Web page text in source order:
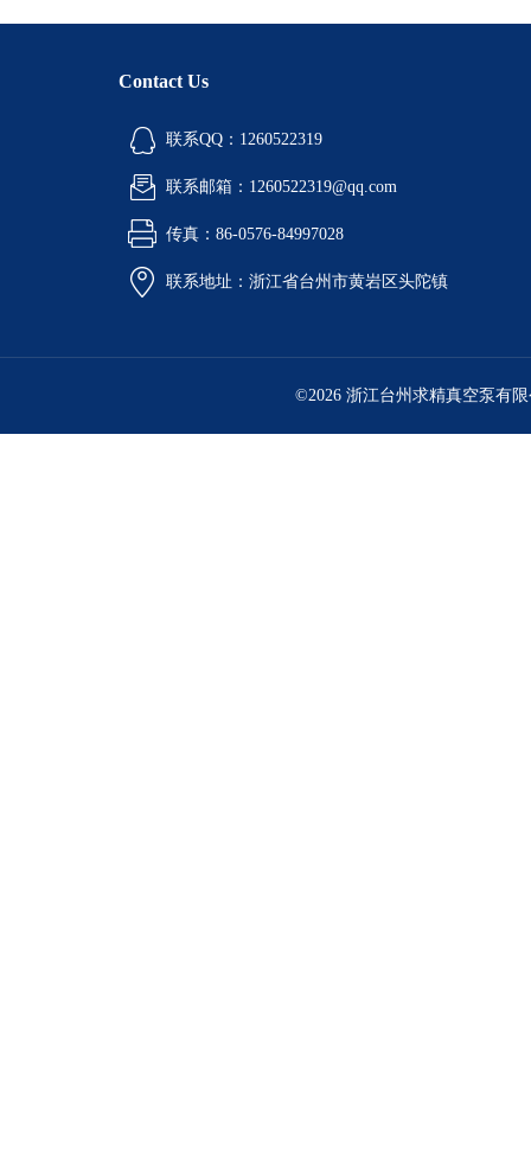
Contact Us
联系QQ：1260522319
联系邮箱：1260522319@qq.com
传真：86-0576-84997028
联系地址：浙江省台州市黄岩区头陀镇
©2026 浙江台州求精真空泵有